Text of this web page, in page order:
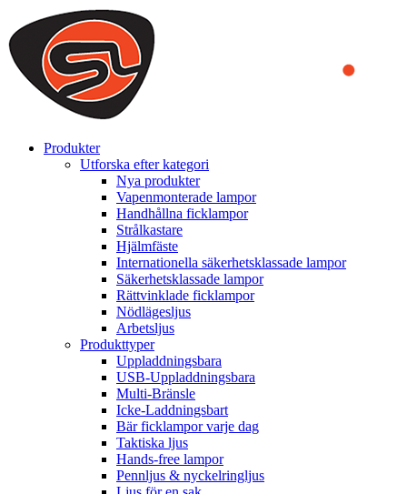
We use cookies to ensure that we provide you the best experience
on our website. By continuing to browse this website, you accept
that cookies are used to help us analyze how the website is used and
to offer you a better experience. To learn more or to find out how
you can disable cookies, you can access our
Produkter
Utforska efter kategori
Nya produkter
Vapenmonterade lampor
Handhållna ficklampor
Strålkastare
Hjälmfäste
Internationella säkerhetsklassade lampor
Säkerhetsklassade lampor
Rättvinklade ficklampor
Nödlägesljus
Arbetsljus
Produkttyper
Uppladdningsbara
USB-Uppladdningsbara
Multi-Bränsle
Icke-Laddningsbart
Bär ficklampor varje dag
Taktiska ljus
Hands-free lampor
Pennljus & nyckelringljus